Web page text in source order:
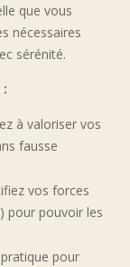
que vous
nécessaires
sérénité.
à valoriser vos
fausse
vos forces
pour pouvoir les
pour